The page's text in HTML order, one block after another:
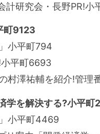
計研究会・長野PR!小
町9123
小平町794
平町6693
村澤祐輔を紹介!管理
学を解決する?小平
小平町4469